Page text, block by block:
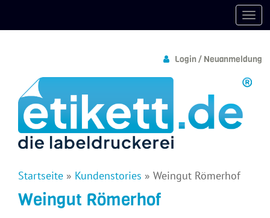
Login / Neuanmeldung
Startseite » Kundenstories » Weingut Römerhof
Weingut Römerhof